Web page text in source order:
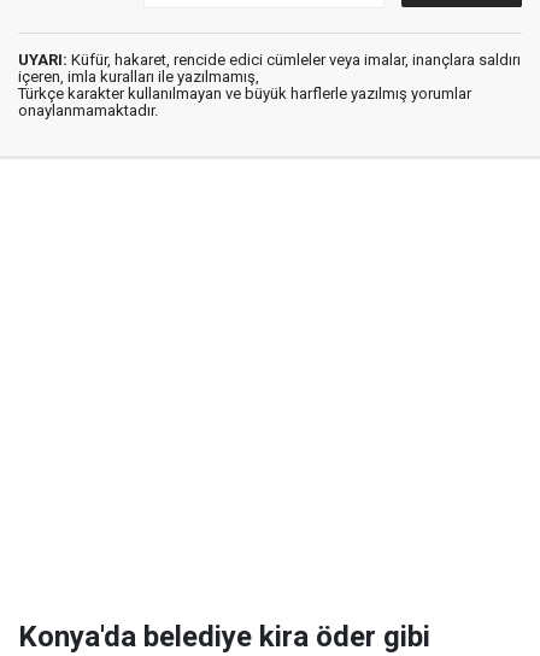
UYARI: Küfür, hakaret, rencide edici cümleler veya imalar, inançlara saldırı
içeren, imla kuralları ile yazılmamış,
Türkçe karakter kullanılmayan ve büyük harflerle yazılmış yorumlar
onaylanmamaktadır.
Konya'da belediye kira öder gibi